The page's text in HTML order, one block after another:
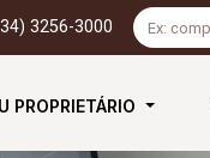
3256-3000
PROPRIETÁRIO